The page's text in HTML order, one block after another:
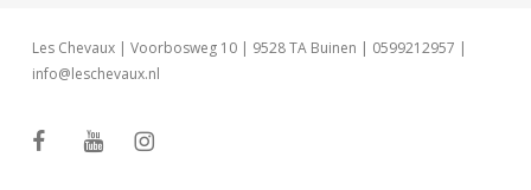
Les Chevaux | Voorbosweg 10 | 9528 TA Buinen | 0599212957 |
info@leschevaux.nl